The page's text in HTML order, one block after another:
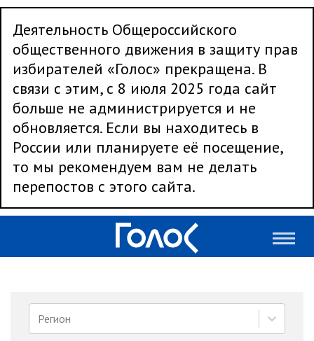
Деятельность Общероссийского
общественного движения в защиту прав
избирателей «Голос» прекращена. В
связи с этим, с 8 июля 2025 года сайт
больше не администрируется и не
обновляется. Если вы находитесь в
России или планируете её посещение,
то мы рекомендуем вам не делать
перепостов с этого сайта.
Регион